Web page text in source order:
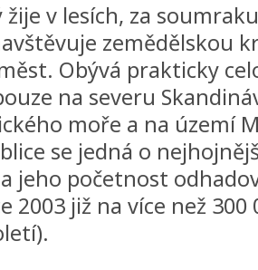
žije v lesích, za
zemědělskou
Obývá prakticky
na severu
moře a na území
se jedná o
jeho početnost
2003 již na více než